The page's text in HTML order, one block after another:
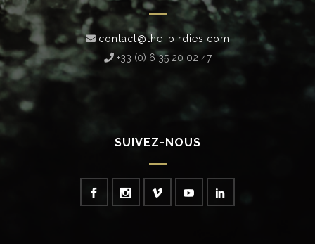
contact@the-birdies.com
+33 (0) 6 35 20 02 47‬
SUIVEZ-NOUS